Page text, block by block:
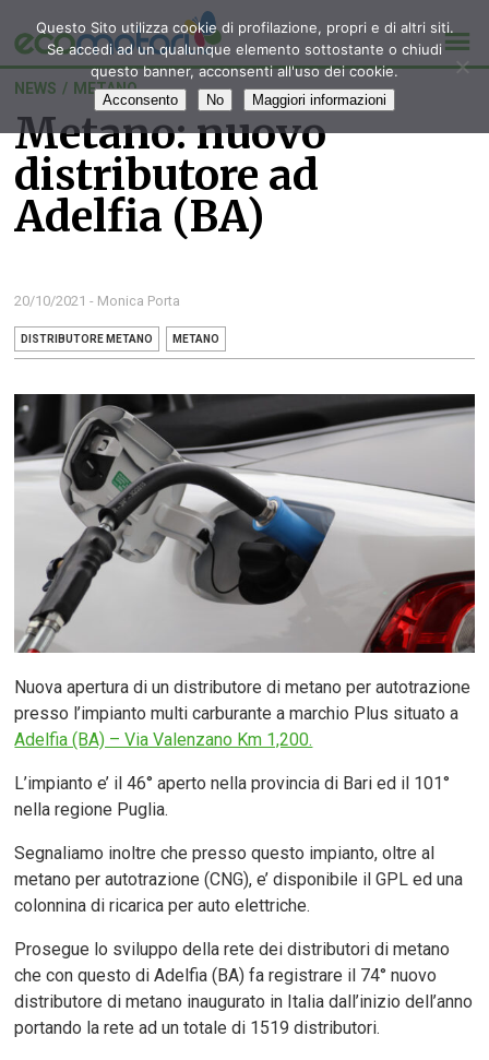
NEWS / METANO
Metano: nuovo
distributore ad
Adelfia (BA)
20/10/2021 - Monica Porta
DISTRIBUTORE METANO METANO
Nuova apertura di un distributore di metano per autotrazione
presso l’impianto multi carburante a marchio Plus situato a
Adelfia (BA) – Via Valenzano Km 1,200.
L’impianto e’ il 46° aperto nella provincia di Bari ed il 101°
nella regione Puglia.
Segnaliamo inoltre che presso questo impianto, oltre al
metano per autotrazione (CNG), e’ disponibile il GPL ed una
colonnina di ricarica per auto elettriche.
Prosegue lo sviluppo della rete dei distributori di metano
che con questo di Adelfia (BA) fa registrare il 74° nuovo
distributore di metano inaugurato in Italia dall’inizio dell’anno
portando la rete ad un totale di 1519 distributori.
Questo Sito utilizza cookie di profilazione, propri e di altri siti.
Se accedi ad un qualunque elemento sottostante o chiudi
questo banner, acconsenti all'uso dei cookie.
Acconsento No Maggiori informazioni